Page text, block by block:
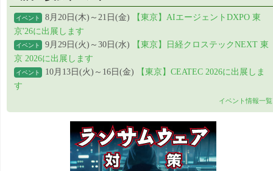
イベント 8月20日(木)～21日(金)
【東京】AIエージェントDXPO 東
京'26に出展します
イベント 9月29日(火)～30日(水)
【東京】日経クロステックNEXT 東
京 2026に出展します
イベント 10月13日(火)～16日(金)
【東京】CEATEC 2026に出展しま
す
イベント情報一覧